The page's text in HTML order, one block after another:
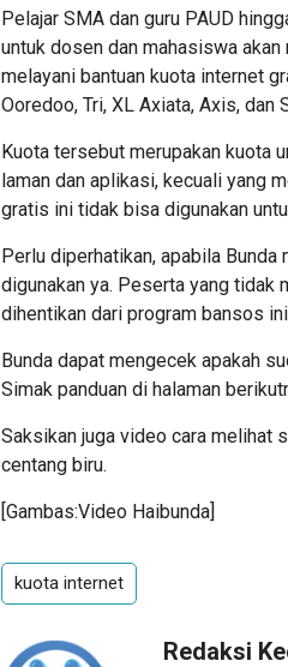
Pelajar SMA dan guru PAUD
untuk dosen dan mahasiswa
melayani bantuan kuota internet
Ooredoo, Tri, XL Axiata, Axis, dan
Kuota tersebut merupakan kuota
laman dan aplikasi, kecuali yang
gratis ini tidak bisa digunakan
Perlu diperhatikan, apabila
digunakan ya. Peserta yang tidak
dihentikan dari program bansos
Bunda dapat mengecek apakah
Simak panduan di halaman
Saksikan juga video cara melihat
centang biru.
[Gambas:Video Haibunda]
kuota internet
Redaksi